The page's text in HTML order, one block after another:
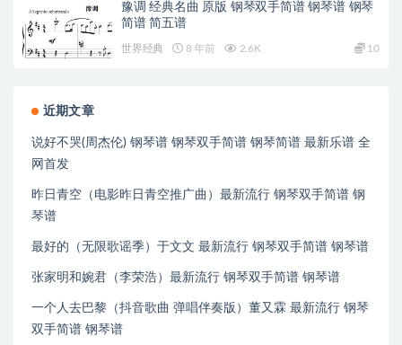
豫调 经典名曲 原版 钢琴双手简谱 钢琴谱 钢琴
简谱 简五谱
世界经典 8 年前 2.6K 10
近期文章
说好不哭(周杰伦) 钢琴谱 钢琴双手简谱 钢琴简谱 最新乐谱 全
网首发
昨日青空（电影昨日青空推广曲）最新流行 钢琴双手简谱 钢
琴谱
最好的（无限歌谣季）于文文 最新流行 钢琴双手简谱 钢琴谱
张家明和婉君（李荣浩）最新流行 钢琴双手简谱 钢琴谱
一个人去巴黎（抖音歌曲 弹唱伴奏版）董又霖 最新流行 钢琴
双手简谱 钢琴谱